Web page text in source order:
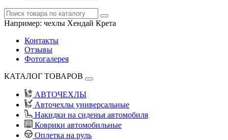
Например: чехлы Хендай Крета
Контакты
Отзывы
Фотогалерея
КАТАЛОГ ТОВАРОВ
АВТОЧЕХЛЫ
Авточехлы универсальные
Накидки на сиденья автомобиля
Коврики автомобильные
Оплетка на руль